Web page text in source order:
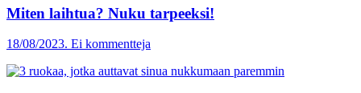
Miten laihtua? Nuku tarpeeksi!
18/08/2023. Ei kommentteja